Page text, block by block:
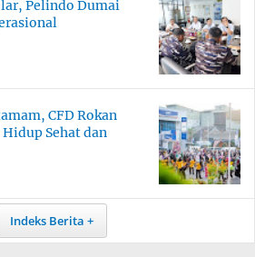
Pelindo Dumai
CFD Rokan
Sehat dan
Indeks Berita